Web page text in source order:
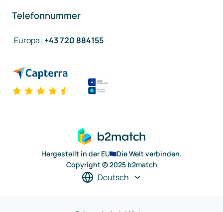
Telefonnummer
Europa: +43 720 884155
Hergestellt in der EU
Die Welt verbinden.
Copyright © 2025 b2match
Deutsch